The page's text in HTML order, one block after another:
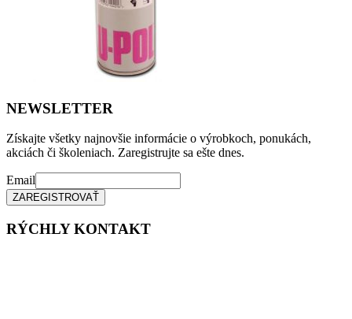
NEWSLETTER
Získajte všetky najnovšie informácie o výrobkoch, ponukách,
akciách či školeniach. Zaregistrujte sa ešte dnes.
Email
RÝCHLY KONTAKT